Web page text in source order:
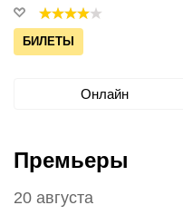
Онлайн
БИЛЕТЫ
Премьеры
20 августа